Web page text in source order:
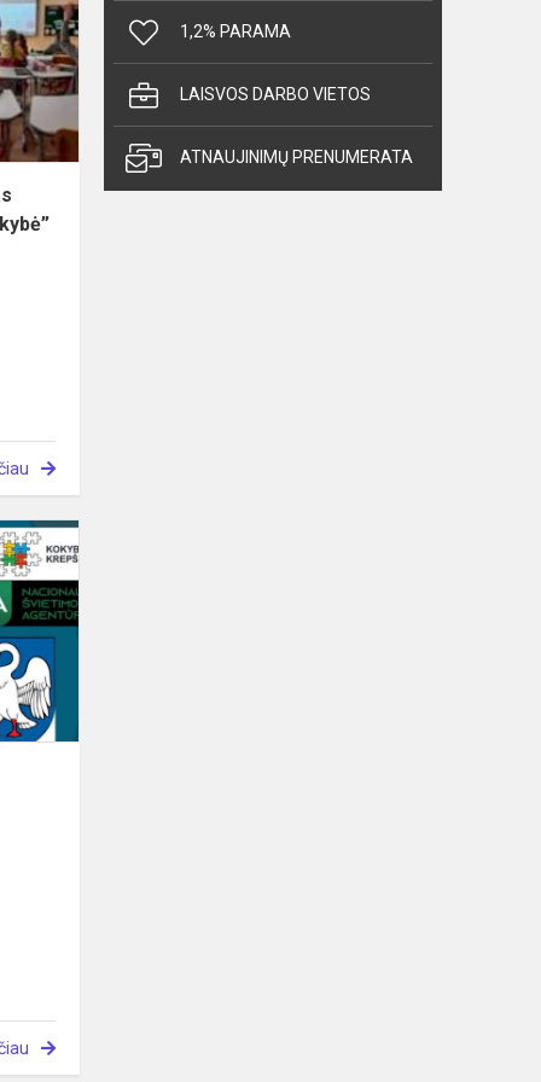
“Pamokos
struktūra
ir
kokybė”
Sėkmės
istorija
1,2% PARAMA
LAISVOS DARBO VIETOS
ATNAUJINIMŲ PRENUMERATA